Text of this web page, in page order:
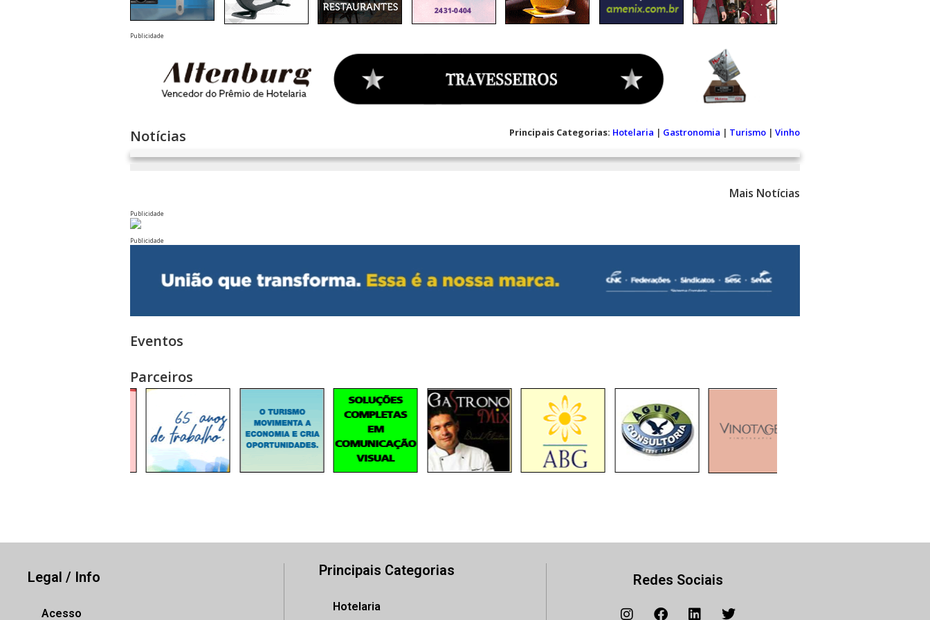
Publicidade
Notícias Principais Categorias: Hotelaria | Gastronomia | Turismo | Vinho
Mais Notícias
Publicidade
Publicidade
Eventos
Parceiros
Legal / Info
Acesso
Principais Categorias
Hotelaria
Redes Sociais